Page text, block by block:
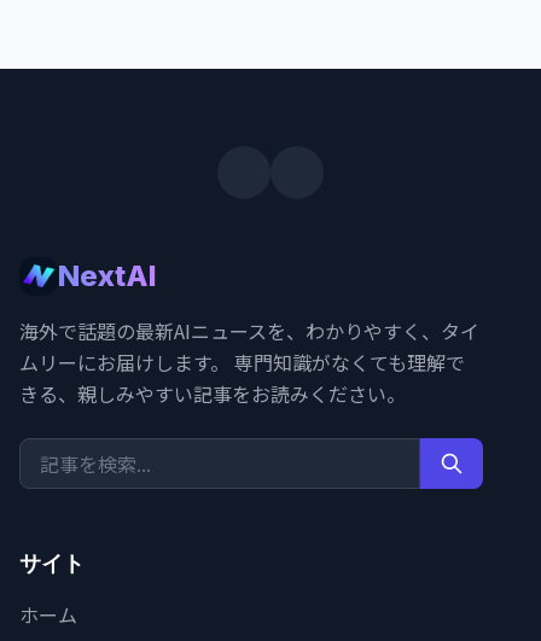
NextAI
海外で話題の最新AIニュースを、わかりやすく、タイ
ムリーにお届けします。 専門知識がなくても理解で
きる、親しみやすい記事をお読みください。
サイト
ホーム